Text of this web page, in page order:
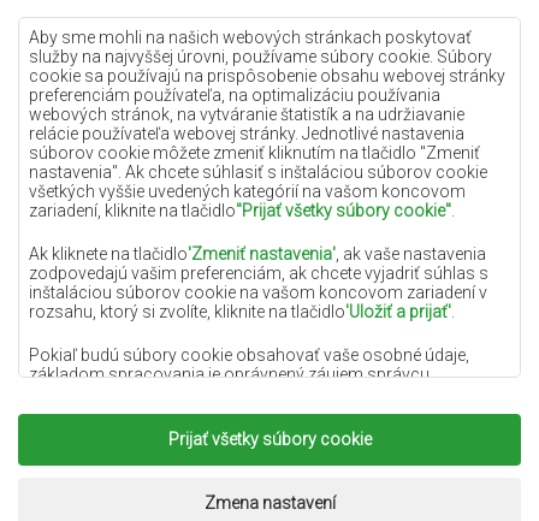
Aby sme mohli na našich webových stránkach poskytovať
služby na najvyššej úrovni, používame súbory cookie. Súbory
cookie sa používajú na prispôsobenie obsahu webovej stránky
preferenciám používateľa, na optimalizáciu používania
webových stránok, na vytváranie štatistík a na udržiavanie
relácie používateľa webovej stránky. Jednotlivé nastavenia
súborov cookie môžete zmeniť kliknutím na tlačidlo "Zmeniť
nastavenia". Ak chcete súhlasiť s inštaláciou súborov cookie
všetkých vyššie uvedených kategórií na vašom koncovom
zariadení, kliknite na tlačidlo"Prijať všetky súbory cookie"
Ak kliknete na tlačidlo'Zmeniť nastavenia' , ak vaše nastavenia
zodpovedajú vašim preferenciám, ak chcete vyjadriť súhlas s
inštaláciou súborov cookie na vašom koncovom zariadení v
rozsahu, ktorý si zvolíte, kliknite na tlačidlo'Uložiť a prijať'
Pokiaľ budú súbory cookie obsahovať vaše osobné údaje,
základom spracovania je oprávnený záujem správcu
podobe poskytovania vysokokvalitných služieb na našej
webovej stránke a marketingových aktivít správcu osobných
údajov a jeho dôveryhodných partnerov.
Viac informácií o súboroch cookie a spracovaní osobných
Prijať všetky súbory cookie
Zmena nastavení
Lilac koberce
Žlté koberce
Mätové koberce
Modré koberce
Oranžové koberce
Ružové koberce
Šedé koberce
Terakotové koberce
Zelené koberce
Zlaté koberce
Copyright 2022Koberce Chemex.Všetky práva
Realizácia:www.dimax.pl